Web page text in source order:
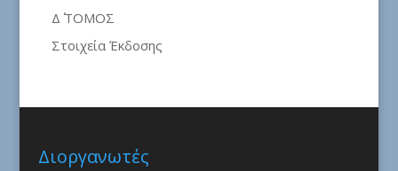
Δ΄ ΤΟΜΟΣ
Στοιχεία Έκδοσης
Διοργανωτές